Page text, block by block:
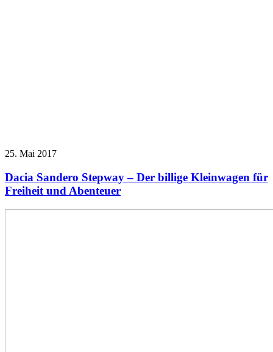
25. Mai 2017
Dacia Sandero Stepway – Der billige Kleinwagen für
Freiheit und Abenteuer